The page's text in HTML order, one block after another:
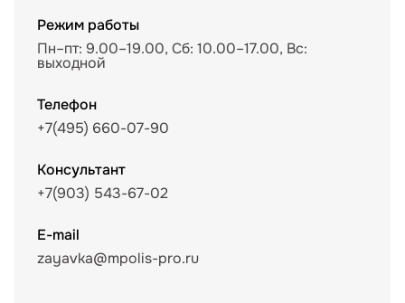
Режим работы
Пн–пт: 9.00–19.00, Сб: 10.00–17.00, Вс:
выходной
Телефон
+7(495) 660-07-90
Консультант
+7(903) 543-67-02
E-mail
zayavka@mpolis-pro.ru